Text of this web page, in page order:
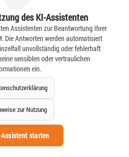
des KI-Assistenten
Assistenten zur Beantwortung Ihrer
Die Antworten werden automatisiert
unvollständig oder fehlerhaft
sensiblen oder vertraulichen
ein.
zur Nutzung
starten
– Frische